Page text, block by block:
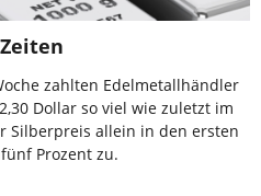
zahlten Edelmetallhändler
Dollar so viel wie zuletzt im
Silberpreis allein in den ersten
Prozent zu.